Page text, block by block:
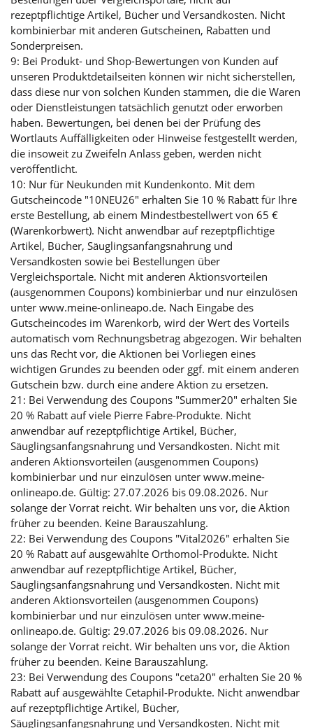
rezeptpflichtige Artikel, Bücher und Versandkosten. Nicht
kombinierbar mit anderen Gutscheinen, Rabatten und
Sonderpreisen.
9: Bei Produkt- und Shop-Bewertungen von Kunden auf
unseren Produktdetailseiten können wir nicht sicherstellen,
dass diese nur von solchen Kunden stammen, die die Waren
oder Dienstleistungen tatsächlich genutzt oder erworben
haben. Bewertungen, bei denen bei der Prüfung des
Wortlauts Auffälligkeiten oder Hinweise festgestellt werden,
die insoweit zu Zweifeln Anlass geben, werden nicht
veröffentlicht.
10: Nur für Neukunden mit Kundenkonto. Mit dem
Gutscheincode "10NEU26" erhalten Sie 10 % Rabatt für Ihre
erste Bestellung, ab einem Mindestbestellwert von 65 €
(Warenkorbwert). Nicht anwendbar auf rezeptpflichtige
Artikel, Bücher, Säuglingsanfangsnahrung und
Versandkosten sowie bei Bestellungen über
Vergleichsportale. Nicht mit anderen Aktionsvorteilen
(ausgenommen Coupons) kombinierbar und nur einzulösen
unter www.meine-onlineapo.de. Nach Eingabe des
Gutscheincodes im Warenkorb, wird der Wert des Vorteils
automatisch vom Rechnungsbetrag abgezogen. Wir behalten
uns das Recht vor, die Aktionen bei Vorliegen eines
wichtigen Grundes zu beenden oder ggf. mit einem anderen
Gutschein bzw. durch eine andere Aktion zu ersetzen.
21: Bei Verwendung des Coupons "Summer20" erhalten Sie
20 % Rabatt auf viele Pierre Fabre-Produkte. Nicht
anwendbar auf rezeptpflichtige Artikel, Bücher,
Säuglingsanfangsnahrung und Versandkosten. Nicht mit
anderen Aktionsvorteilen (ausgenommen Coupons)
kombinierbar und nur einzulösen unter www.meine-
onlineapo.de. Gültig: 27.07.2026 bis 09.08.2026. Nur
solange der Vorrat reicht. Wir behalten uns vor, die Aktion
früher zu beenden. Keine Barauszahlung.
22: Bei Verwendung des Coupons "Vital2026" erhalten Sie
20 % Rabatt auf ausgewählte Orthomol-Produkte. Nicht
anwendbar auf rezeptpflichtige Artikel, Bücher,
Säuglingsanfangsnahrung und Versandkosten. Nicht mit
anderen Aktionsvorteilen (ausgenommen Coupons)
kombinierbar und nur einzulösen unter www.meine-
onlineapo.de. Gültig: 29.07.2026 bis 09.08.2026. Nur
solange der Vorrat reicht. Wir behalten uns vor, die Aktion
früher zu beenden. Keine Barauszahlung.
23: Bei Verwendung des Coupons "ceta20" erhalten Sie 20 %
Rabatt auf ausgewählte Cetaphil-Produkte. Nicht anwendbar
auf rezeptpflichtige Artikel, Bücher,
Säuglingsanfangsnahrung und Versandkosten. Nicht mit